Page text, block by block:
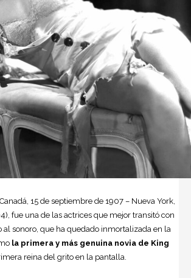
15 de septiembre de 1907 – Nueva York,
fue una de las actrices que mejor transitó con
al sonoro, que ha quedado inmortalizada en la
la primera y más genuina novia de King
reina del grito en la pantalla.